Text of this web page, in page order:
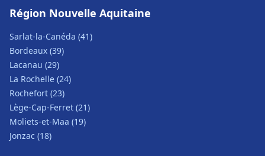
Région Nouvelle Aquitaine
Sarlat-la-Canéda (41)
Bordeaux (39)
Lacanau (29)
La Rochelle (24)
Rochefort (23)
Lège-Cap-Ferret (21)
Moliets-et-Maa (19)
Jonzac (18)